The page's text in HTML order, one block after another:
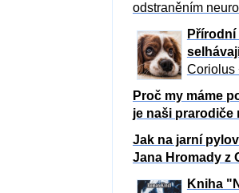
odstraněním
Coriolus
Proč my máme
je naši prarodiče
Jak na jarní
Jana Hromady z
Kniha